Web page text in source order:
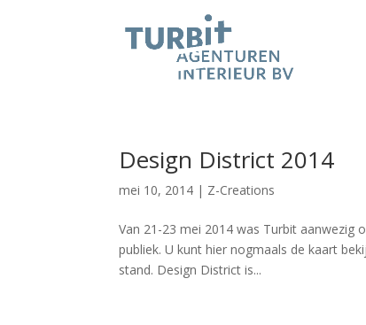
Design District 2014
mei 10, 2014 | Z-Creations
Van 21-23 mei 2014 was Turbit aanwezig
publiek. U kunt hier nogmaals de kaart
stand. Design District is...